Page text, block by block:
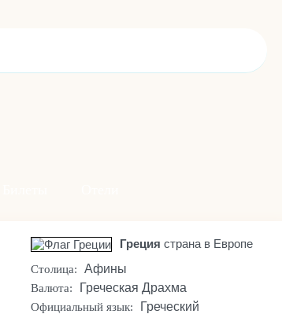
Греция страна в Европе
Столица: Афины
Валюта: Греческая Драхма
Официальный язык: Греческий